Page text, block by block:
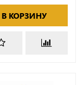
В КОРЗИНУ